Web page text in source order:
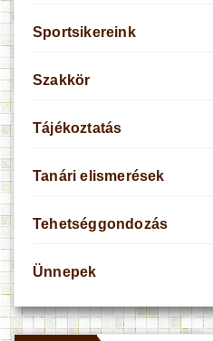
Sportsikereink
Szakkör
Tájékoztatás
Tanári elismerések
Tehetséggondozás
Ünnepek